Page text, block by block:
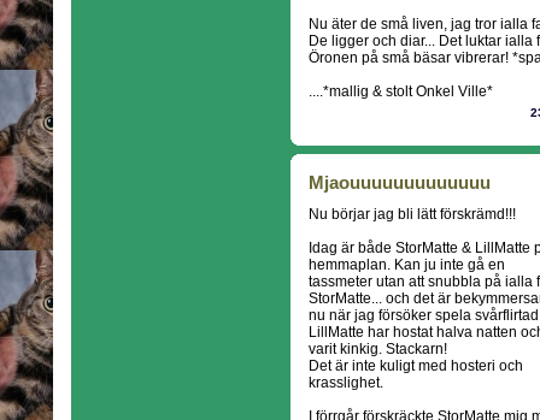
Nu äter de små liven, jag tror ialla
De ligger och diar... Det luktar ialla
Öronen på små bäsar vibrerar!
....*mallig & stolt Onkel Ville*
Mjaouuuuuuuuuuuuu
Nu börjar jag bli lätt förskrämd!!!
Idag är både StorMatte & LillMatte
hemmaplan. Kan ju inte gå en
tassmeter utan att snubbla på ialla
StorMatte... och det är
nu när jag försöker spela
LillMatte har hostat halva natten
varit kinkig. Stackarn!
Det är inte kuligt med hosteri och
krasslighet.
I förrgår förskräckte StorMatte